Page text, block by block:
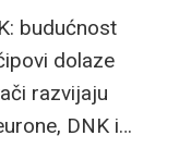
budućnost
dolaze
razvijaju
DNK i…